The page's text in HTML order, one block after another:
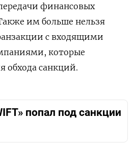
финансовых
им больше нельзя
с входящими
которые
обхода санкций.
попал под санкции